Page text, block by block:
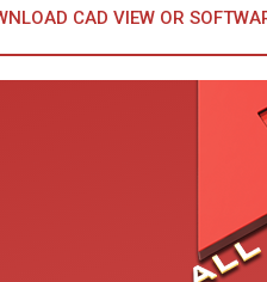
CAD VIEW OR